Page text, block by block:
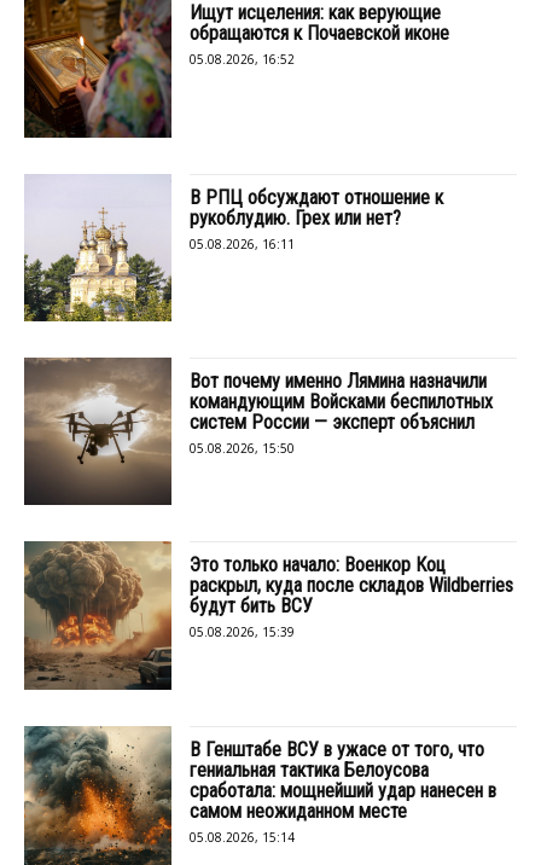
Ищут исцеления: как верующие
обращаются к Почаевской иконе
05.08.2026, 16:52
В РПЦ обсуждают отношение к
рукоблудию. Грех или нет?
05.08.2026, 16:11
Вот почему именно Лямина назначили
командующим Войсками беспилотных
систем России — эксперт объяснил
05.08.2026, 15:50
Это только начало: Военкор Коц
раскрыл, куда после складов Wildberries
будут бить ВСУ
05.08.2026, 15:39
В Генштабе ВСУ в ужасе от того, что
гениальная тактика Белоусова
сработала: мощнейший удар нанесен в
самом неожиданном месте
05.08.2026, 15:14